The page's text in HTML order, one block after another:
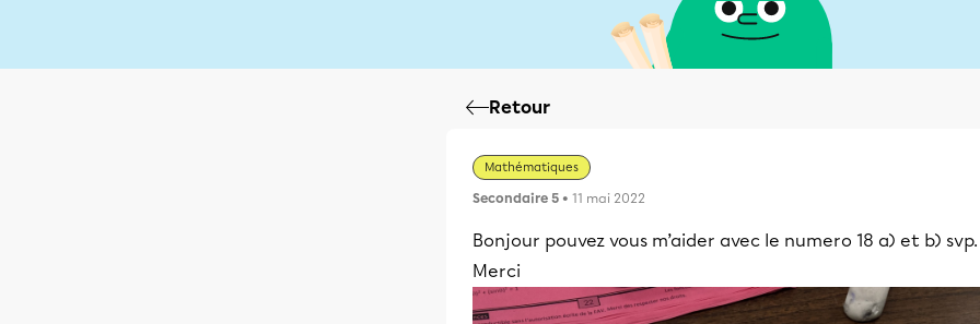
Retour
Mathématiques
Secondaire 5 • 11 mai 2022
Bonjour pouvez vous m’aider avec le numero 18 a) et b) svp.
Merci